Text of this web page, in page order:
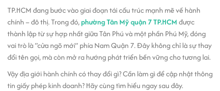
TP.HCM đang bước vào giai đoạn tái cấu trúc mạnh mẽ về hành
chính – đô thị. Trong đó,phường Tân Mỹ quận 7 TP.HCMđược
thành lập từ sự hợp nhất giữa Tân Phú và một phần Phú Mỹ, đóng
vai trò là “cửa ngõ mới” phía Nam Quận 7. Đây không chỉ là sự thay
đổi tên gọi, mà còn mở ra hướng phát triển bền vững cho tương lai.
Vậy địa giới hành chính có thay đổi gì? Cần làm gì để cập nhật thông
tin giấy phép kinh doanh? Hãy cùng tìm hiểu ngay sau đây.